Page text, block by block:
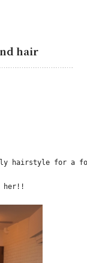
hair
hairstyle for a
her!!